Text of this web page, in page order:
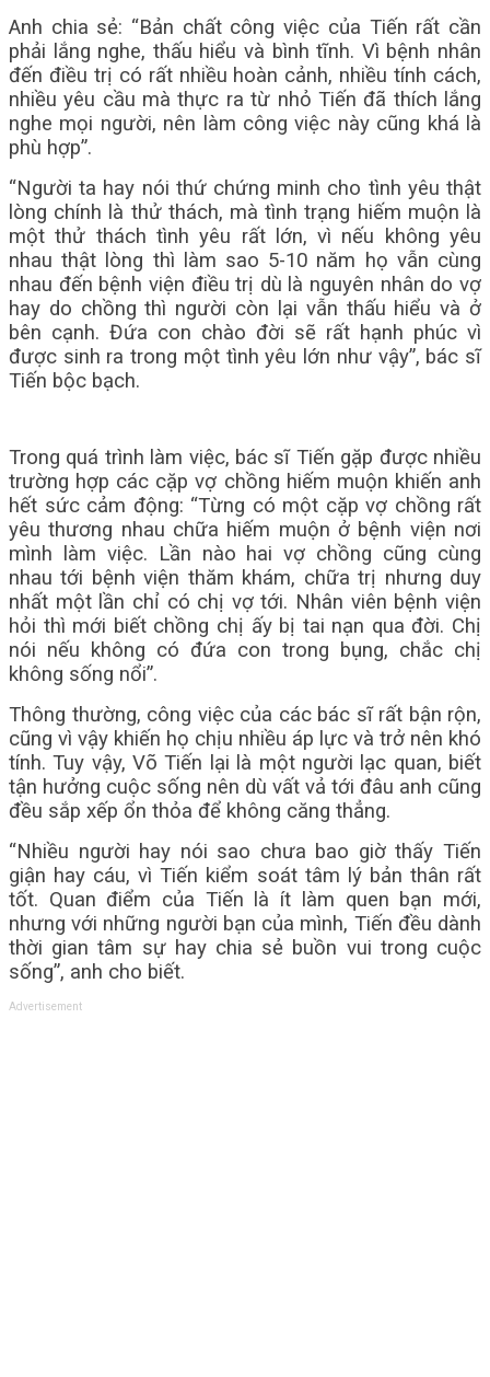
Anh chia sẻ: “Bản chất công việc của Tiến rất cần
phải lắng nghe, thấu hiểu và bình tĩnh. Vì bệnh nhân
đến điều trị có rất nhiều hoàn cảnh, nhiều tính cách,
nhiều yêu cầu mà thực ra từ nhỏ Tiến đã thích lắng
nghe mọi người, nên làm công việc này cũng khá là
phù hợp”.
“Người ta hay nói thứ chứng minh cho tình yêu thật
lòng chính là thử thách, mà tình trạng hiếm muộn là
một thử thách tình yêu rất lớn, vì nếu không yêu
nhau thật lòng thì làm sao 5-10 năm họ vẫn cùng
nhau đến bệnh viện điều trị dù là nguyên nhân do vợ
hay do chồng thì người còn lại vẫn thấu hiểu và ở
bên cạnh. Đứa con chào đời sẽ rất hạnh phúc vì
được sinh ra trong một tình yêu lớn như vậy”, bác sĩ
Tiến bộc bạch.
Trong quá trình làm việc, bác sĩ Tiến gặp được nhiều
trường hợp các cặp vợ chồng hiếm muộn khiến anh
hết sức cảm động: “Từng có một cặp vợ chồng rất
yêu thương nhau chữa hiếm muộn ở bệnh viện nơi
mình làm việc. Lần nào hai vợ chồng cũng cùng
nhau tới bệnh viện thăm khám, chữa trị nhưng duy
nhất một lần chỉ có chị vợ tới. Nhân viên bệnh viện
hỏi thì mới biết chồng chị ấy bị tai nạn qua đời. Chị
nói nếu không có đứa con trong bụng, chắc chị
không sống nổi”.
Thông thường, công việc của các bác sĩ rất bận rộn,
cũng vì vậy khiến họ chịu nhiều áp lực và trở nên khó
tính. Tuy vậy, Võ Tiến lại là một người lạc quan, biết
tận hưởng cuộc sống nên dù vất vả tới đâu anh cũng
đều sắp xếp ổn thỏa để không căng thẳng.
“Nhiều người hay nói sao chưa bao giờ thấy Tiến
giận hay cáu, vì Tiến kiểm soát tâm lý bản thân rất
tốt. Quan điểm của Tiến là ít làm quen bạn mới,
nhưng với những người bạn của mình, Tiến đều dành
thời gian tâm sự hay chia sẻ buồn vui trong cuộc
sống”, anh cho biết.
Advertisement